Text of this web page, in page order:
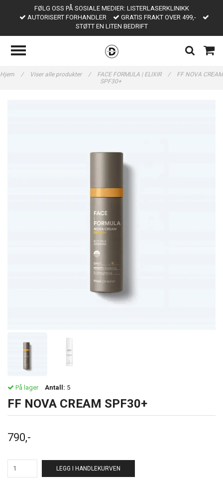
FØLG OSS PÅ SOSIALE MEDIER: LISTERLASERKLINIKK
AUTORISERT FORHANDLER
GRATIS FRAKT OVER 499,-
STØTT EN LITEN BEDRIFT
Hjem / Viser alle produkter / FACE FORMULA | ELIXIR /
FF NOVA CREAM
SPF30+
På lager Antall: 5
FF NOVA CREAM SPF30+
790,-
LEGG I HANDLEKURVEN